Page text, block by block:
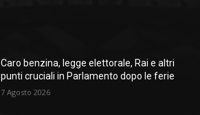
Caro benzina, legge elettorale, Rai e altri
punti cruciali in Parlamento dopo le ferie
7 Agosto 2026